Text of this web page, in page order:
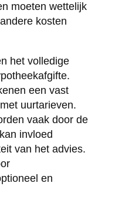
moeten wettelijk
kosten
het volledige
een vast
uurtarieven.
vaak door de
invloed
van het advies.
en